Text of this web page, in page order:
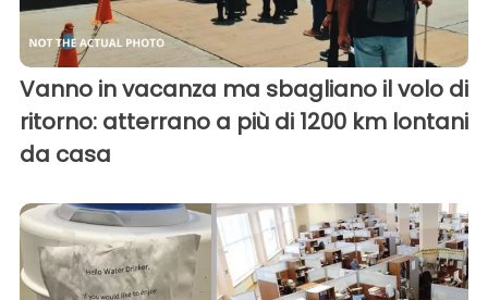
Vanno in vacanza ma sbagliano il volo di
ritorno: atterrano a più di 1200 km lontani
da casa